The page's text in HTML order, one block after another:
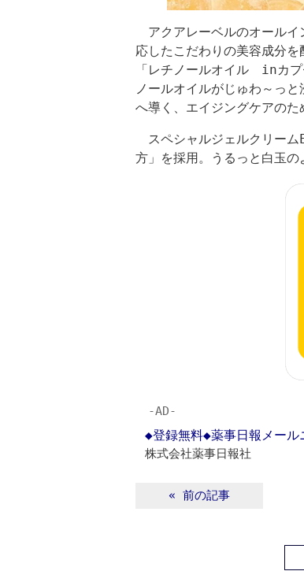
アクアレーベルのオールイ
応したこだわりの美容成分を
「レチノールオイル inカプ
ノールオイルがじゅわ～っ
へ導く、エイジングケアのた
スペシャルジェルクリーム
方」を採用。うるっと白玉の
‐AD‐
◆登録無料◆薬事日報メー
株式会社薬事日報社
« 前の記事